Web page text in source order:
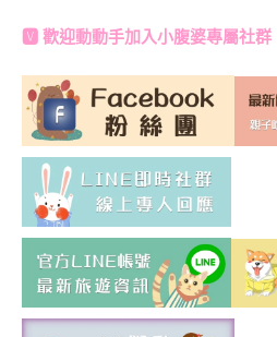
🆅 歡迎動動手加入小腹婆專屬社群